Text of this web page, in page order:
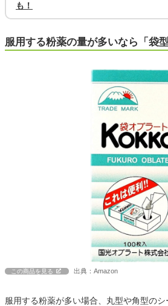
も！
服用する粉薬の量が多いなら「袋
この商品を見る 出典：Amazon
服用する粉薬が多い場合、丸型や角型の